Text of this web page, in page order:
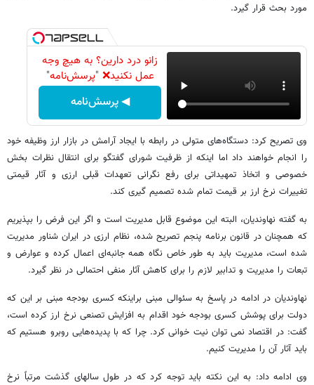
مورد بحث قرار گیرد.
زانو درد دارین؟ به هیچ وجه
عمل نکنید❌ "پرسش‌نامه"
◀ پرسش‌نامه
وی تصریح کرد: دستگاه‌های متولی در رابطه با ایجاد آرامش در بازار ارز وظیفه خود
را انجام خواهند داد اما اینکه از ظرفیت شورای گفتگو برای انتقال نظرات بخش
خصوصی و اتخاذ تمهیداتی برای رفع نگرانی تعهدات قبلی ارزی و آثار قیمتی
تغییرات نرخ ارز بر قیمت تمام شده تصمیم گیری کند.
به گفته نهاوندیان، البته این موضوع قابل مدیریت است و اگر این فرض را بپذیریم
که همچنان در قانون برنامه پنجم تصریح شده، نظام ارزی در ایران شناور مدیریت
شده است، مدیریت باید به طور خاص نگاه همه جانبه‌ای اعمال کرده و عوارض و
تبعات را مدیریت و تدابیر لازم را برای کاهش آثار منفی احتمالی در نظر گیرد.
نهاوندیان در ادامه در پاسخ به سئوالی مبنی براینکه کسری بودجه مبنی بر این که
دولت برای پوشش کسری بودجه خود اقدام به افزایش تصنعی نرخ ارز کرده است،
گفت: در اقتصاد نمی توان نیت خوانی کرد. چرا که با پدیده‌هایی روبرو هستیم که
باید آثار آن را مدیریت کنیم.
وی ادامه داد: به این نکته باید توجه کرد که در طول سالهای گذشت مرتباً نرخ